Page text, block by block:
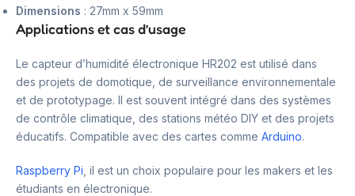
Dimensions : 27mm x 59mm
Applications et cas d’usage
Le capteur d’humidité électronique HR202 est utilisé dans
des projets de domotique, de surveillance environnementale
et de prototypage. Il est souvent intégré dans des systèmes
de contrôle climatique, des stations météo DIY et des projets
éducatifs. Compatible avec des cartes comme Arduino.
Raspberry Pi , il est un choix populaire pour les makers et les
étudiants en électronique.